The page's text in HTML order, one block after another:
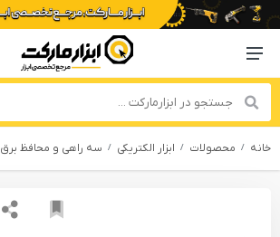
Menu Navigation
خانه محصولات ابزار الکتریکی سه راهی و محافظ برق